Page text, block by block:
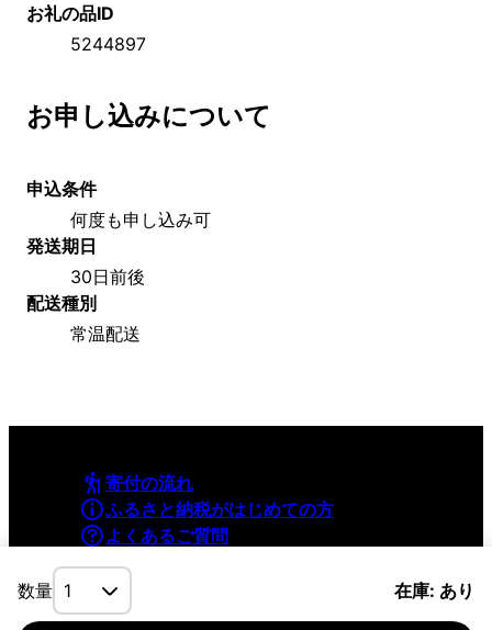
数量 在庫: あり
お礼の品ID
5244897
お申し込みについて
申込条件
何度も申し込み可
発送期日
30日前後
配送種別
常温配送
寄付の流れ
ふるさと納税がはじめての方
よくあるご質問
利用規約
プライバシーポリシー